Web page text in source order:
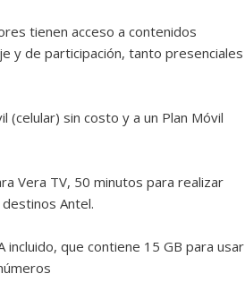
tienen acceso a contenidos
y de participación, tanto presenciales
(celular) sin costo y a un Plan Móvil
Vera TV, 50 minutos para realizar
Antel.
que contiene 15 GB para usar